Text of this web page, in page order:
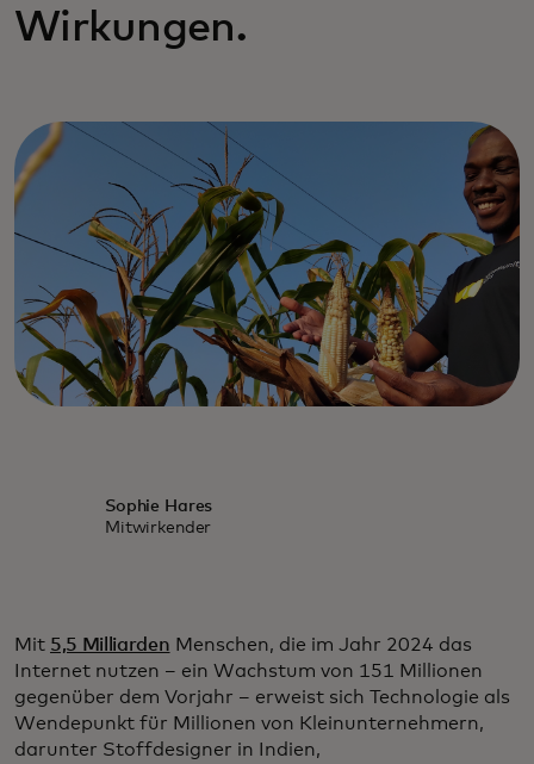
Wirkungen.
Sophie Hares
Mitwirkender
Mit 5,5 Milliarden Menschen, die im Jahr 2024 das
Internet nutzen – ein Wachstum von 151 Millionen
gegenüber dem Vorjahr – erweist sich Technologie als
Wendepunkt für Millionen von Kleinunternehmern,
darunter Stoffdesigner in Indien,